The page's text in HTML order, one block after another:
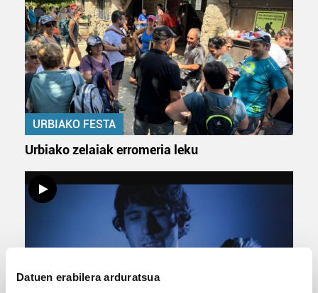
Datuen erabilera arduratsua
URBIAKO FESTA
Urbiako zelaiak erromeria leku